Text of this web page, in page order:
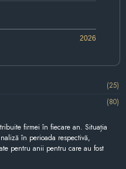
2026
(25)
(80)
firmei în fiecare an. Situația
în perioada respectivă,
pentru anii pentru care au fost